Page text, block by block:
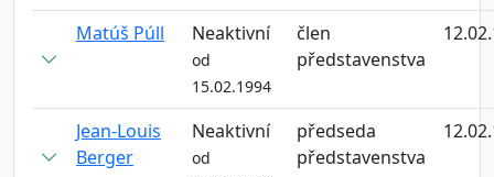
Matúš Púll Neaktivní
od
15.02.1994
člen
představenstva
Jean-Louis
Berger
Neaktivní
od
předseda
představenstva